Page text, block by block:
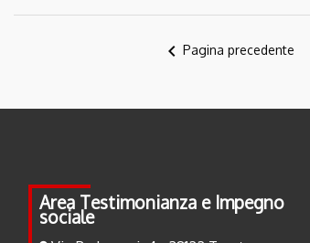
navigate_before Pagina precedente
Area Testimonianza e Impegno
sociale